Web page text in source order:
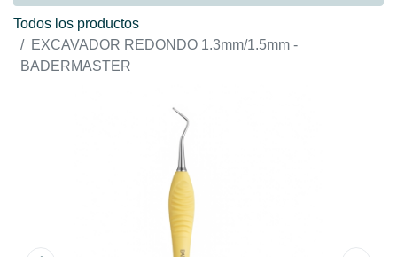
Todos los productos
EXCAVADOR REDONDO 1.3mm/1.5mm -
BADERMASTER